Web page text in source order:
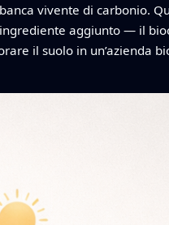
vivente di carbonio.
aggiunto — il
il suolo in un’azienda